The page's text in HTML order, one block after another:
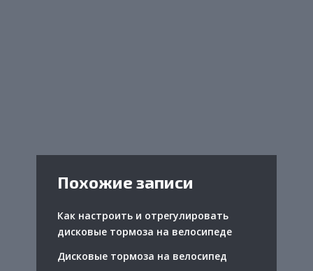
Похожие записи
Как настроить и отрегулировать
дисковые тормоза на велосипеде
Дисковые тормоза на велосипед